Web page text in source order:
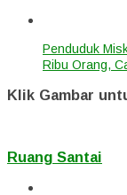
Penduduk
Ribu Orang,
Klik Gambar
Ruang Santai